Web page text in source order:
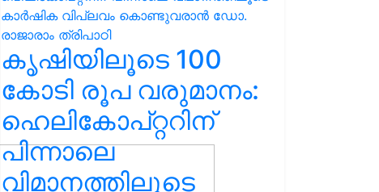
കൃഷിയിലൂടെ 100
കോടി രൂപ വരുമാനം:
ഹെലികോപ്റ്ററിന്
പിന്നാലെ
വിമാനത്തിലൂടെ